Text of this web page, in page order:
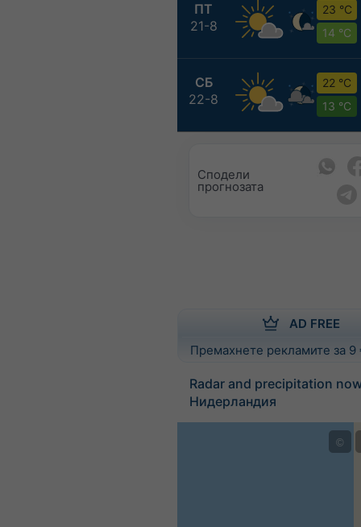
ПТ
21-8
23 °C
14 °C
СБ
22-8
22 °C
13 °C
Сподели
прогнозата
AD FREE
Премахнете рекламите за
Radar and precipitation
Нидерландия
©